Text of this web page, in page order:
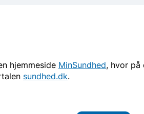
hjemmeside MinSundhed, hvor på
sundhed.dk.